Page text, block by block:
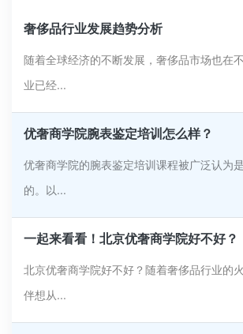
奢侈品行业发展趋势分析
随着全球经济的不断发展，奢侈品市场也在
业已经...
优奢商学院腕表鉴定培训怎么样？
优奢商学院的腕表鉴定培训课程被广泛认为
的。以...
一起来看看！北京优奢商学院好不好？
北京优奢商学院好不好？随着奢侈品行业的
伴想从...